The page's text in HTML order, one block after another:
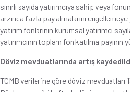
sınırlı sayıda yatırımcıya sahip veya
arzında fazla pay almalarını
yatırım fonlarının kurumsal yatırımcı
yatırımcının toplam fon katılma
Döviz mevduatlarında artış
TCMB verilerine göre döviz mevduatları